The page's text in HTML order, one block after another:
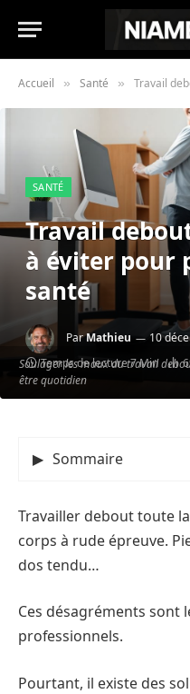
Accueil » Santé » Travail
Soulager les maux du travail
être quotidien
SANTÉ
Travail
à éviter pour
santé
ParMathieu
10
Temps de lecture 7 Min
Sommaire
Travailler debout toute
corps à rude épreuve.
dos tendu…
Ces désagréments
professionnels.
Pourtant, il existe des